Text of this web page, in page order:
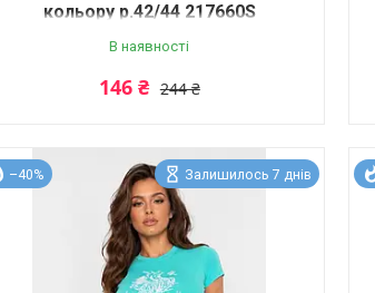
кольору р.42/44 217660S
В наявності
244 ₴
146 ₴
–40% Залишилось 7 днів